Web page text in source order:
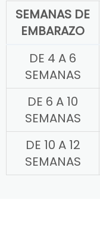
SEMANAS DE
EMBARAZO
DE 4 A 6
SEMANAS
DE 6 A 10
SEMANAS
DE 10 A 12
SEMANAS